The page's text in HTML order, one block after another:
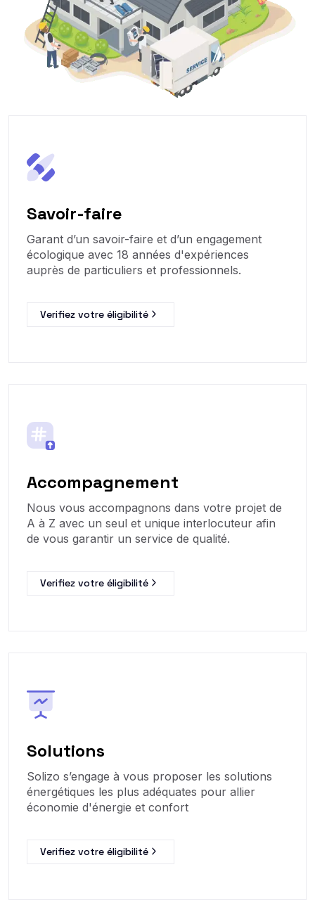
Savoir-faire
Garant d’un savoir-faire et d’un engagement
écologique avec 18 années d'expériences
auprès de particuliers et professionnels.
Verifiez votre éligibilité
Accompagnement
Nous vous accompagnons dans votre projet de
A à Z avec un seul et unique interlocuteur afin
de vous garantir un service de qualité.
Verifiez votre éligibilité
Solutions
Solizo s’engage à vous proposer les solutions
énergétiques les plus adéquates pour allier
économie d'énergie et confort
Verifiez votre éligibilité